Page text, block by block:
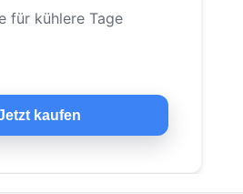
für kühlere Tage
kaufen